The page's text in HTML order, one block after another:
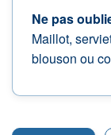
Ne pas
Maillot,
blouson ou